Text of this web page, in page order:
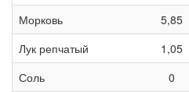
Морковь
5,85
Лук репчатый
1,05
Соль
0